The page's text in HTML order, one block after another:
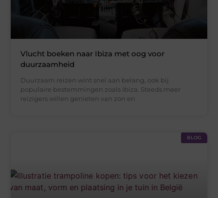
Vlucht boeken naar Ibiza met oog voor
duurzaamheid
Duurzaam reizen wint snel aan belang, ook bij
populaire bestemmingen zoals Ibiza. Steeds meer
reizigers willen genieten van zon en
BLOG